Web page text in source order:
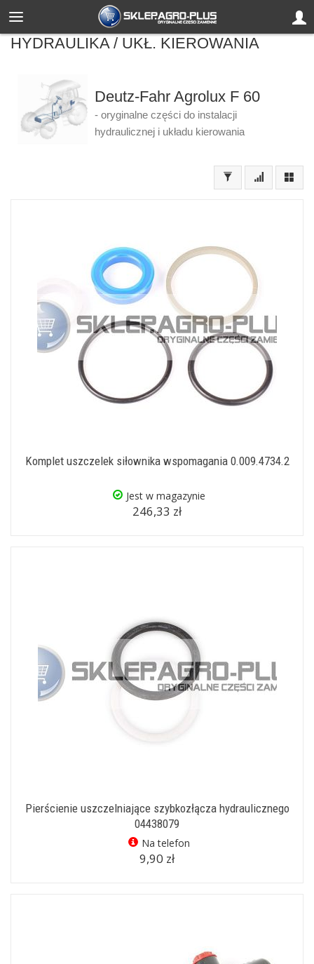
HYDRAULIKA / UKŁ. KIEROWANIA
Deutz-Fahr Agrolux F 60
- oryginalne części do instalacji
hydraulicznej i układu kierowania
Komplet uszczelek siłownika wspomagania 0.009.4734.2
Jest w magazynie
246,33 zł
Pierścienie uszczelniające szybkozłącza hydraulicznego
04438079
Na telefon
9,90 zł